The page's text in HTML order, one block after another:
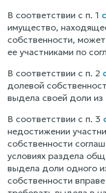
В соответствии с п. 1
имущество,
собственности,
ее участниками по
В соответствии с п. 2
долевой
выдела своей доли
В соответствии с п. 3
недостижении
собственности
условиях раздела
выдела доли одного
собственности